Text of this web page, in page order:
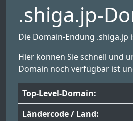
.shiga.jp-
Die Domain-Endung .shiga.jp
Hier können Sie schnell und
Domain noch verfügbar ist
Top-Level-Domain:
Ländercode / Land: